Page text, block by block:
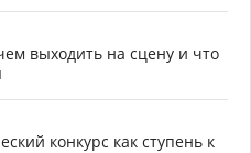
выходить на сцену и что
конкурс как ступень к